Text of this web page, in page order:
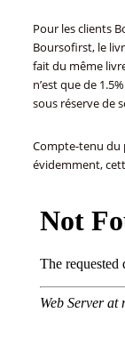
Pour les clients
Boursofirst, le
fait du même
n’est que de
sous réserve de
Compte-tenu du
évidemment,